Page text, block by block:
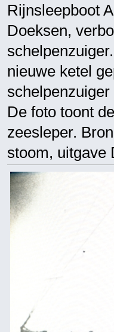
Rijnsleepboot
Doeksen,
nieuwe ketel
De foto toont
zeesleper.
stoom, uitgave